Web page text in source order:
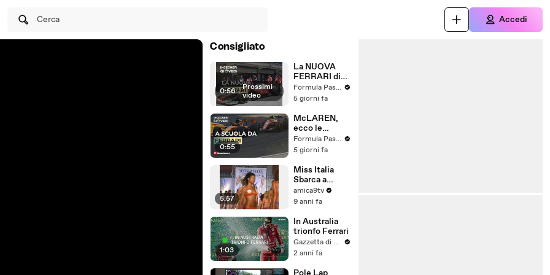
Cerca Accedi
Consigliato
0:56 | Prossimi
video
La NUOVA
FERRARI di
VASSEUR e
SERRA
Formula Passion
5 giorni fa
0:55
McLAREN,
ecco le
soluzioni di
scuola
Formula Passion
5 giorni fa
5:57
Miss Italia
Sbarca a
Corato
amica9tv
9 anni fa
1:03
In Australia
trionfo Ferrari
Gazzetta di Parma
2 anni fa